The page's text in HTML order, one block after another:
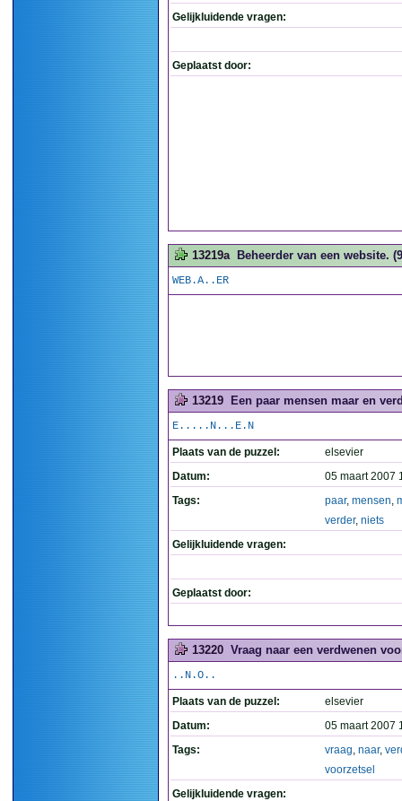
Gelijkluidende vragen:
Geplaatst door:
13219a Beheerder van een website.
WEB.A..ER
13219 Een paar mensen maar en
E.....N...E.N
Plaats van de puzzel:
elsevier
Datum:
05 maart 2007
Tags:
paar, mensen,
verder, niets
Gelijkluidende vragen:
Geplaatst door:
13220 Vraag naar een verdwenen
..N.O..
Plaats van de puzzel:
elsevier
Datum:
05 maart 2007
Tags:
vraag, naar,
voorzetsel
Gelijkluidende vragen: